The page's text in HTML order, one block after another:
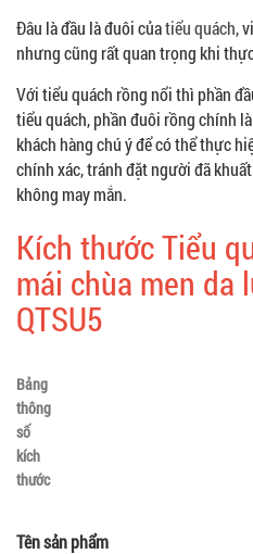
Đâu là đầu là đuôi củatiểu quách,
nhưng cũng rất quan trọng khi
Với tiểu quách rồng nổi thì phần
tiểu quách, phần đuôi rồng chính
khách hàng chú ý để có thể thực
chính xác, tránh đặt người đã
không may mắn.
Kích thước Tiểu
mái chùa men da
QTSU5
Bảng
thông
số
kích
thước
Tên sản phẩm